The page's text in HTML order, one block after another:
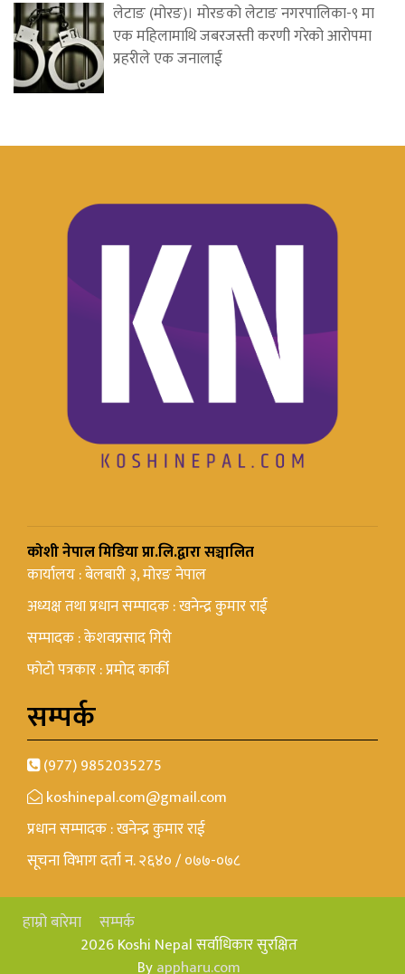
लेटाङ (मोरङ)। मोरङको लेटाङ नगरपालिका-९ मा
एक महिलामाथि जबरजस्ती करणी गरेको आरोपमा
प्रहरीले एक जनालाई
कोशी नेपाल मिडिया प्रा.लि.द्वारा सञ्चालित
कार्यालय : बेलबारी ३, मोरङ नेपाल
अध्यक्ष तथा प्रधान सम्पादक : खनेन्द्र कुमार राई
सम्पादक : केशवप्रसाद गिरी
फोटो पत्रकार : प्रमोद कार्की
सम्पर्क
(977) 9852035275
koshinepal.com@gmail.com
प्रधान सम्पादक : खनेन्द्र कुमार राई
सूचना विभाग दर्ता न. २६४० / ०७७-०७८
हाम्रो बारेमा
सम्पर्क
2026 Koshi Nepal सर्वाधिकार सुरक्षित
Byappharu.com